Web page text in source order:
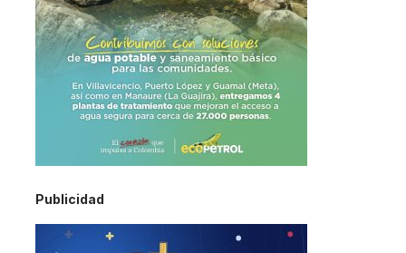
Publicidad